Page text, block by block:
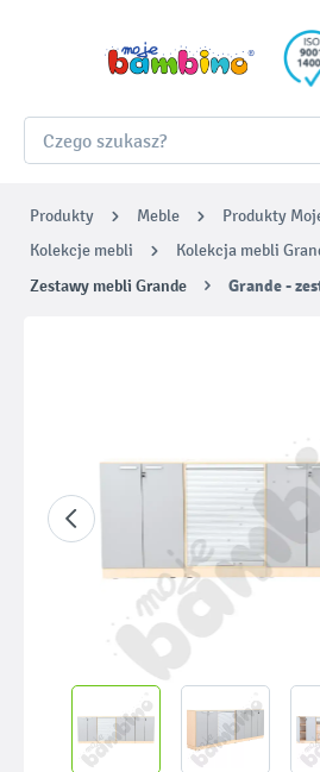
Produkty Meble
Produkty
Kolekcje mebli
Kolekcja mebli
Zestawy mebli Grande Grande -